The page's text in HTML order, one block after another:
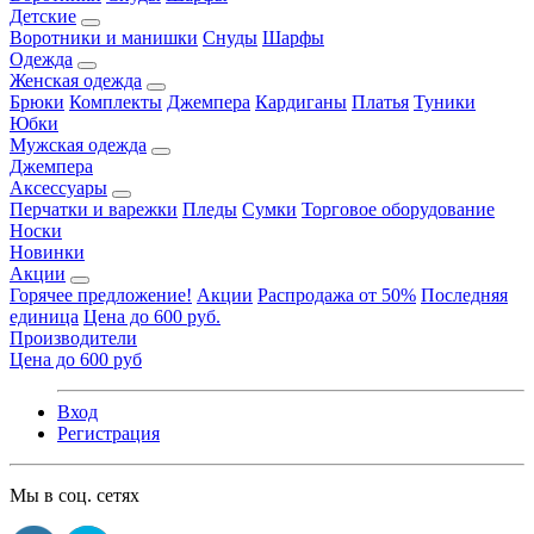
Детские
Воротники и манишки Снуды Шарфы
Одежда
Женская одежда
Брюки Комплекты Джемпера Кардиганы Платья Туники
Юбки
Мужская одежда
Джемпера
Аксессуары
Перчатки и варежки Пледы Сумки Торговое оборудование
Носки
Новинки
Акции
Горячее предложение! Акции Распродажа от 50% Последняя
единица Цена до 600 руб.
Производители
Цена до 600 руб
Вход
Регистрация
Мы в соц. сетях